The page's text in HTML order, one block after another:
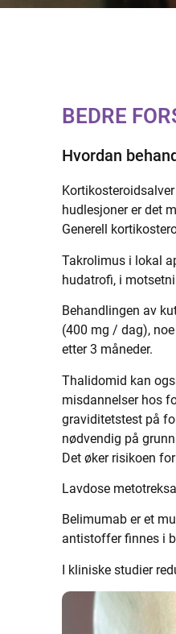
BEDRE
Hvordan
hudlesjoner er det
Generell
Takrolimus i lokal
hudatrofi, i
Behandlingen av
(400 mg / dag),
etter 3 måneder.
Thalidomid kan
misdannelser hos
graviditetstest på
nødvendig på
Det øker risikoen
Lavdose
Belimumab er et
antistoffer finnes i
I kliniske studier